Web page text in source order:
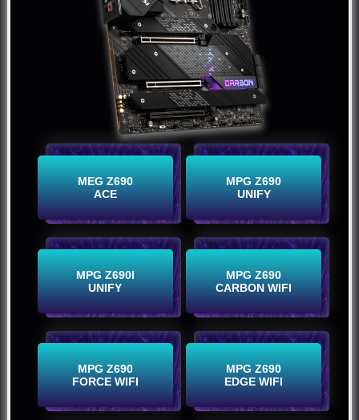
MEG Z690
ACE
Buy Now
MPG Z690
UNIFY
Buy Now
MPG Z690I
UNIFY
Buy Now
MPG Z690
CARBON WIFI
Buy Now
MPG Z690
FORCE WIFI
Buy Now
MPG Z690
EDGE WIFI
Buy Now